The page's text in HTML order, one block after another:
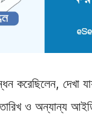
করেছিলেন, দেখা
ও অন্যান্য